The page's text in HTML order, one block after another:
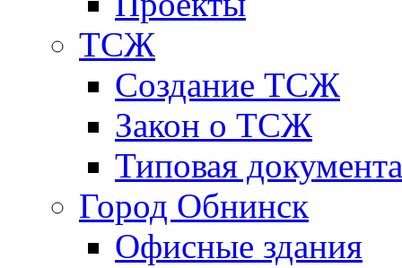
ТСЖ
Создание ТСЖ
Закон о ТСЖ
Типовая
Город Обнинск
Офисные здания